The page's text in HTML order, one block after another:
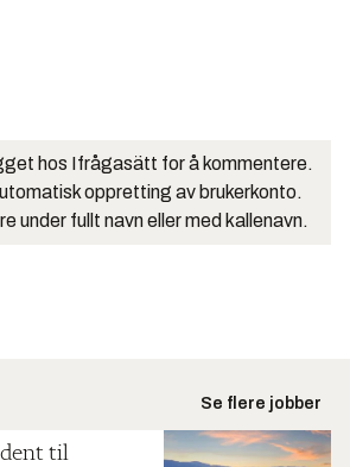
hos Ifrågasätt for å kommentere.
oppretting av brukerkonto.
under fullt navn eller med kallenavn.
Se flere jobber
til